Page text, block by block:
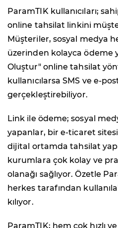
ParamTIK kullanıcıları;
online tahsilat linkini
Müşteriler, sosyal medya
üzerinden kolayca ödeme
Oluştur" online tahsilat
kullanıcılarsa SMS ve e-
gerçekleştirebiliyor.
Link ile ödeme; sosyal
yapanlar, bir e-ticaret
dijital ortamda tahsilat
kurumlara çok kolay ve
olanağı sağlıyor. Özetle
herkes tarafından
kılıyor.
ParamTIK; hem çok hızlı